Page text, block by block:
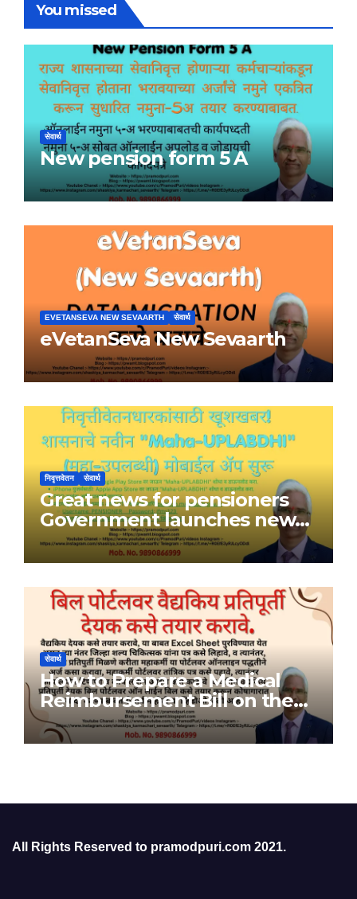
You missed
सेवार्थ
New pension form 5 A
EVETANSEVA NEW SEVAARTH सेवार्थ
eVetanSeva New Sevaarth
निवृत्तवेतन सेवार्थ
Great news for pensioners
Government launches new
Maha-UPLABDHI mobile app
सेवार्थ
How to Prepare a Medical
Reimbursement Bill on the
Bill Portal
All Rights Reserved to pramodpuri.com 2021.